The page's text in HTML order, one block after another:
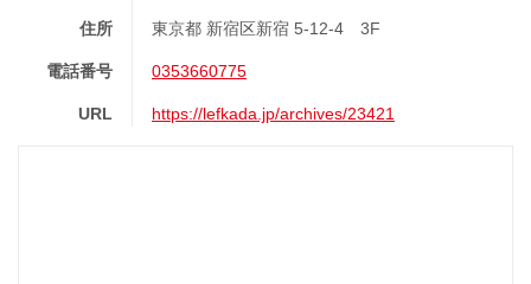
住所 東京都 新宿区新宿 5-12-4 3F
電話番号 0353660775
URL https://lefkada.jp/archives/23421